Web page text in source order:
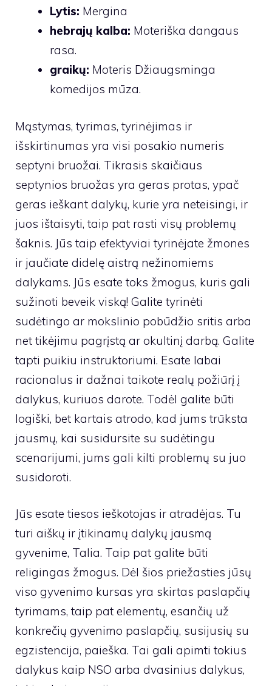
Lytis: Mergina
hebrajų kalba: Moteriška dangaus
rasa.
graikų: Moteris Džiaugsminga
komedijos mūza.
Mąstymas, tyrimas, tyrinėjimas ir
išskirtinumas yra visi posakio numeris
septyni bruožai. Tikrasis skaičiaus
septynios bruožas yra geras protas, ypač
geras ieškant dalykų, kurie yra neteisingi, ir
juos ištaisyti, taip pat rasti visų problemų
šaknis. Jūs taip efektyviai tyrinėjate žmones
ir jaučiate didelę aistrą nežinomiems
dalykams. Jūs esate toks žmogus, kuris gali
sužinoti beveik viską! Galite tyrinėti
sudėtingo ar mokslinio pobūdžio sritis arba
net tikėjimu pagrįstą ar okultinį darbą. Galite
tapti puikiu instruktoriumi. Esate labai
racionalus ir dažnai taikote realų požiūrį į
dalykus, kuriuos darote. Todėl galite būti
logiški, bet kartais atrodo, kad jums trūksta
jausmų, kai susidursite su sudėtingu
scenarijumi, jums gali kilti problemų su juo
susidoroti.
Jūs esate tiesos ieškotojas ir atradėjas. Tu
turi aiškų ir įtikinamų dalykų jausmą
gyvenime, Talia. Taip pat galite būti
religingas žmogus. Dėl šios priežasties jūsų
viso gyvenimo kursas yra skirtas paslapčių
tyrimams, taip pat elementų, esančių už
konkrečių gyvenimo paslapčių, susijusių su
egzistencija, paieška. Tai gali apimti tokius
dalykus kaip NSO arba dvasinius dalykus,